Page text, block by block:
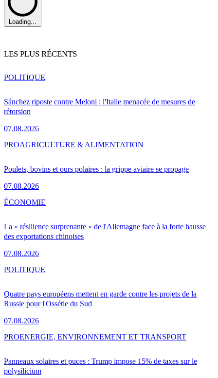
Loading...
LES PLUS RÉCENTS
Sánchez riposte contre Meloni : l'Italie menacée de mesures de
rétorsion
07.08.2026
POLITIQUE
Poulets, bovins et ours polaires : la grippe aviaire se propage
07.08.2026
PROAGRICULTURE & ALIMENTATION
La « résilience surprenante » de l'Allemagne face à la forte hausse
des exportations chinoises
07.08.2026
ÉCONOMIE
Quatre pays européens mettent en garde contre les projets de la
Russie pour l'Ossétie du Sud
07.08.2026
POLITIQUE
Panneaux solaires et puces : Trump impose 15% de taxes sur le
polysilicium
PROENERGIE, ENVIRONNEMENT ET TRANSPORT